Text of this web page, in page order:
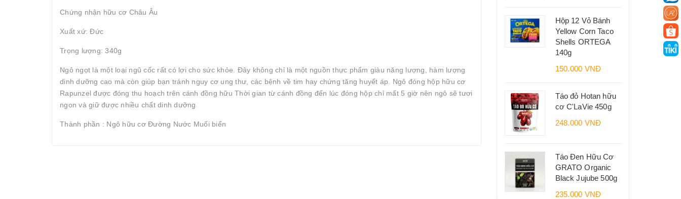
Chứng nhận hữu cơ Châu Âu
Xuất xứ: Đức
Trọng lượng: 340g
Ngô ngọt là một loại ngũ cốc rất có lợi cho sức khỏe. Đây không chỉ là một nguồn thực phẩm giàu năng lượng, hàm lượng
dinh dưỡng cao mà còn giúp bạn tránh nguy cơ ung thư, các bệnh về tim hay chứng tăng huyết áp. Ngô đóng hộp hữu cơ
Rapunzel được đóng thu hoạch trên cánh đồng hữu Thời gian từ cánh đồng đến lúc đóng hộp chỉ mất 5 giờ nên ngô sẽ tươi
ngon và giữ được nhiều chất dinh dưỡng
Thành phần : Ngô hữu cơ Đường Nước Muối biển
Hộp 12 Vỏ Bánh
Yellow Corn Taco
Shells ORTEGA
140g
150.000 VNĐ
Táo đỏ Hotan hữu
cơ C'LaVie 450g
248.000 VNĐ
Táo Đen Hữu Cơ
GRATO Organic
Black Jujube 500g
235.000 VNĐ